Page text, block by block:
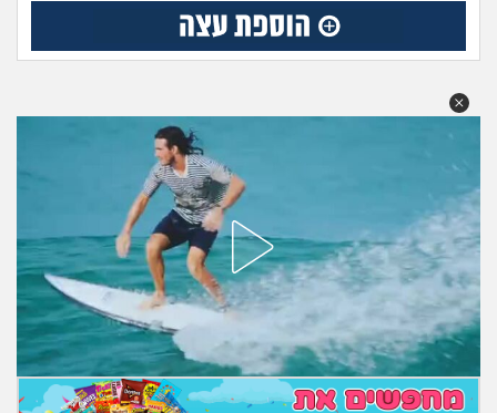
מהבקו"ם... ועד מתי?!
עבודה וקריירה
חברים ואנשים
בית, שכנים ושותפים
מה שעובר עליי
שומרים על הגוף